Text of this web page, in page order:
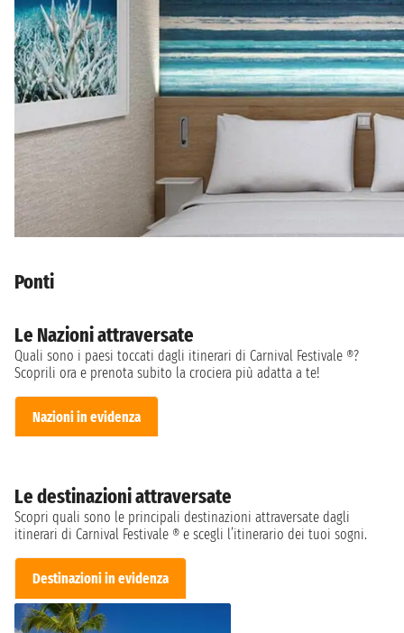
Ponti
Le Nazioni attraversate
Quali sono i paesi toccati dagli itinerari di Carnival Festivale ®?
Scoprili ora e prenota subito la crociera più adatta a te!
Nazioni in evidenza
Le destinazioni attraversate
Scopri quali sono le principali destinazioni attraversate dagli
itinerari di Carnival Festivale ® e scegli l’itinerario dei tuoi sogni.
Destinazioni in evidenza